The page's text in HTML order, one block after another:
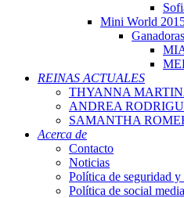
Mini World
Ganadoras
REINAS ACTUALES
THYANNA
ANDREA
SAMANTHA
Acerca de
Contacto
Noticias
Política de seguridad
Política de social media